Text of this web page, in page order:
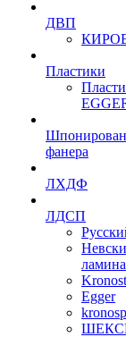
ДВП
Пластики
фанера
ЛХДФ
ЛДСП
Egger